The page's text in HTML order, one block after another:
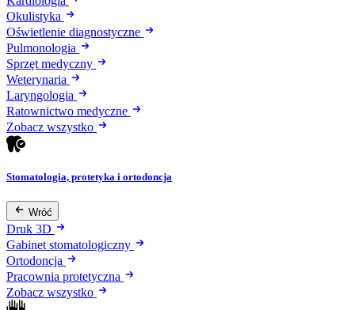
Okulistyka
Oświetlenie diagnostyczne
Pulmonologia
Sprzęt medyczny
Weterynaria
Laryngologia
Ratownictwo medyczne
Zobacz wszystko
Stomatologia, protetyka i ortodoncja
Wróć
Druk 3D
Gabinet stomatologiczny
Ortodoncja
Pracownia protetyczna
Zobacz wszystko